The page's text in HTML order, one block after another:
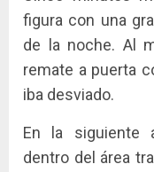
figura con una
de la noche. Al
remate a puerta
iba desviado.
En la siguiente
dentro del área